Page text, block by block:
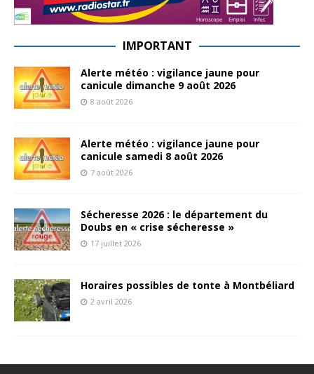
IMPORTANT
Alerte météo : vigilance jaune pour
canicule dimanche 9 août 2026
8 août 2026
Alerte météo : vigilance jaune pour
canicule samedi 8 août 2026
7 août 2026
Sécheresse 2026 : le département du
Doubs en « crise sécheresse »
17 juillet 2026
Horaires possibles de tonte à Montbéliard
2 avril 2026